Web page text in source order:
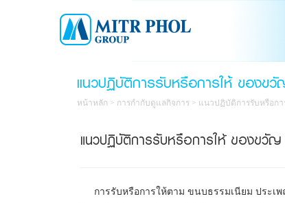
แนวปฏิบัติการรับหรือการให้ ของขวั
หน้าหลัก > การกำกับดูแลกิจการ > แนวปฏิบัติการรับหรือกา
แนวปฏิบัติการรับหรือการให้ ของขวัญ
การรับหรือการให้ตาม ขนบธรรมเนียม ประเ